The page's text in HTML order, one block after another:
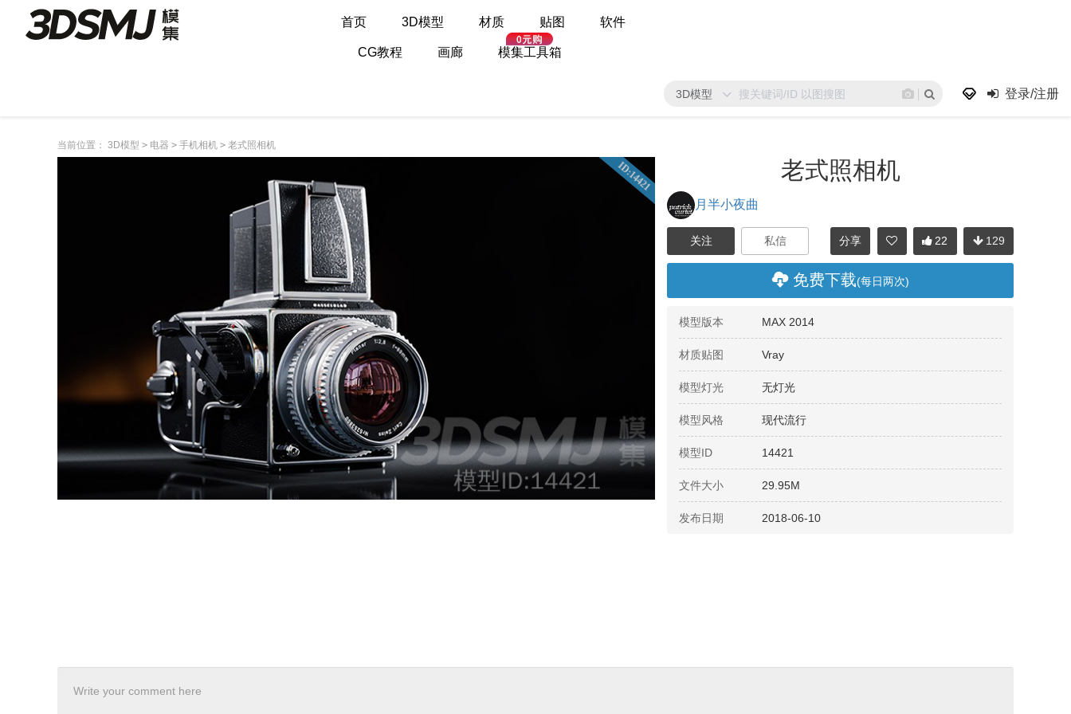
首页 3D模型 材质 贴图 软件
CG教程 画廊 模集工具箱
3D模型 登录/注册
当前位置： 3D模型 > 电器 > 手机相机 > 老式照相机
ID:14421 老式照相机
月半小夜曲
129
22
分享
免费下载(每日两次)
模型版本 MAX 2014
材质贴图 Vray
模型灯光 无灯光
模型风格 现代流行
模型ID 14421
文件大小 29.95M
发布日期 2018-06-10